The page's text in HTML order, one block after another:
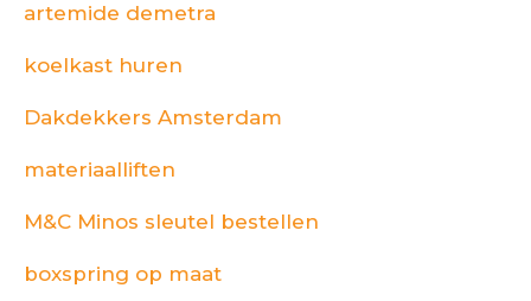
artemide demetra
koelkast huren
Dakdekkers Amsterdam
materiaalliften
M&C Minos sleutel bestellen
boxspring op maat